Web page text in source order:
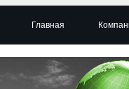
Главная